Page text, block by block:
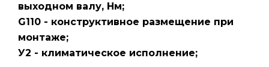
выходном валу, Нм;
G110 - конструктивное размещение при
монтаже;
У2 - климатическое исполнение;